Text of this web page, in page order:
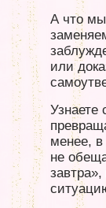
А что
или
Узнаете
менее, в
не